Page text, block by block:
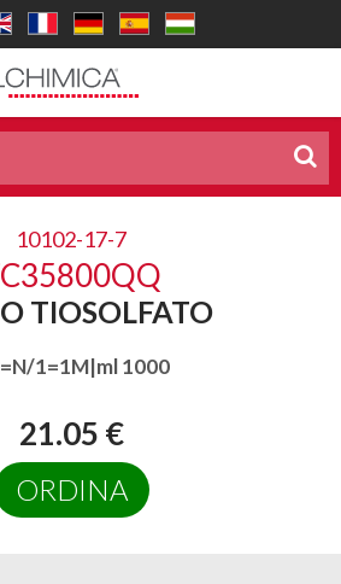
10102-17-7
TIOSOLFATO
1=1M|ml 1000
21.05 €
ORDINA